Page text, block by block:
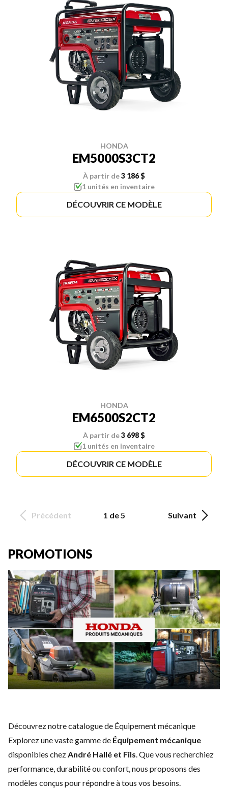
HONDA
EM5000S3CT2
À partir de3 186 $
1 unités en inventaire
DÉCOUVRIR CE MODÈLE
HONDA
EM6500S2CT2
À partir de3 698 $
1 unités en inventaire
DÉCOUVRIR CE MODÈLE
Précédent 1 de 5 Suivant
PROMOTIONS
Découvrez notre catalogue de Équipement mécanique
Explorez une vaste gamme de Équipement mécanique
disponibles chezAndré Hallé et Fils. Que vous recherchiez
performance, durabilité ou confort, nous proposons des
modèles conçus pour répondre à tous vos besoins.